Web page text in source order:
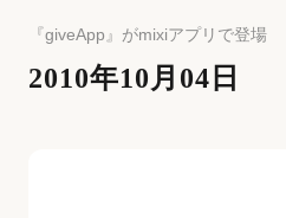
『giveApp』がmixiアプリで登場
2010年10月04日